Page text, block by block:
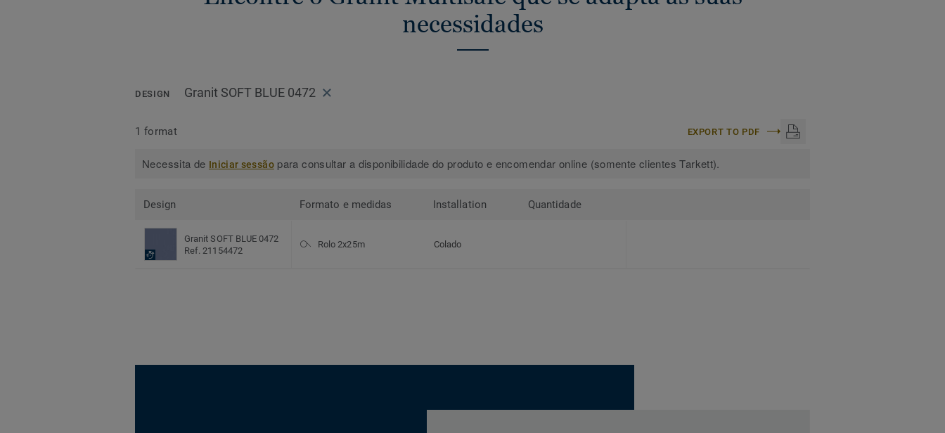
necessidades
DESIGN Granit SOFT BLUE 0472
1 format EXPORT TO PDF
Necessita de Iniciar sessãopara consultar a disponibilidade do produto e encomendar online (somente clientes Tarkett).
Design Formato e medidas Installation Quantidade
Granit SOFT BLUE 0472
Ref. 21154472
Rolo 2x25m Colado